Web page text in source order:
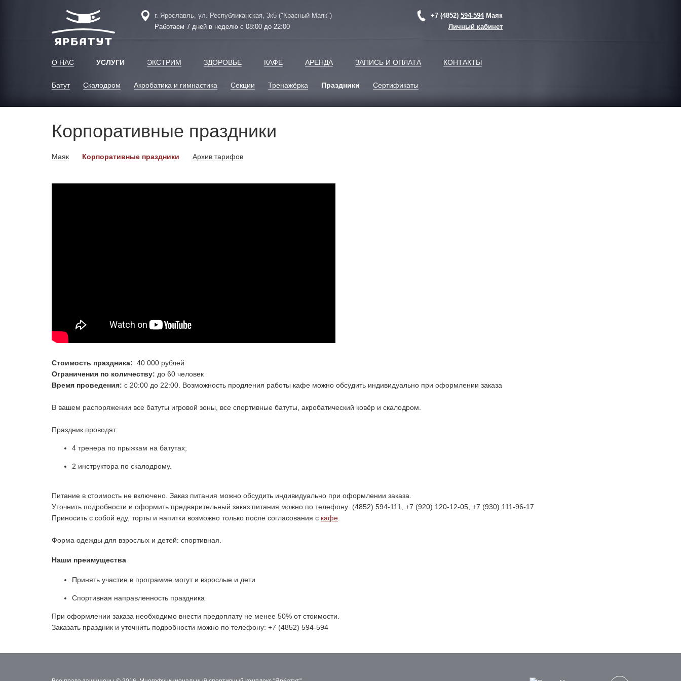
+7 (4852) 594-594Маяк
Личный кабинет
г. Ярославль, ул. Республиканская, 3к5 ("Красный Маяк")
Работаем 7 дней в неделю с 08:00 до 22:00
О НАС УСЛУГИ ЭКСТРИМ ЗДОРОВЬЕ КАФЕ АРЕНДА ЗАПИСЬ И ОПЛАТА КОНТАКТЫ
Батут Скалодром Акробатика и гимнастика Секции Тренажёрка Праздники Сертификаты
Корпоративные праздники
Маяк Корпоративные праздники Архив тарифов
Стоимость праздника: 40 000 рублей
Ограничения по количеству: до 60 человек
Время проведения: с 20:00 до 22:00. Возможность продления работы кафе можно обсудить индивидуально при оформлении заказа
В вашем распоряжении все батуты игровой зоны, все спортивные батуты, акробатический ковёр и скалодром.
Праздник проводят:
4 тренера по прыжкам на батутах;
2 инструктора по скалодрому.
Питание в стоимость не включено. Заказ питания можно обсудить индивидуально при оформлении заказа.
Уточнить подробности и оформить предварительный заказ питания можно по телефону: (4852) 594-111, +7 (920) 120-12-05, +7 (930) 111-96-17
Приносить с собой еду, торты и напитки возможно только после согласования с кафе
Форма одежды для взрослых и детей: спортивная.
Наши преимущества
Принять участие в программе могут и взрослые и дети
Спортивная направленность праздника
При оформлении заказа необходимо внести предоплату не менее 50% от стоимости.
Заказать праздник и уточнить подробности можно по телефону: +7 (4852) 594-594